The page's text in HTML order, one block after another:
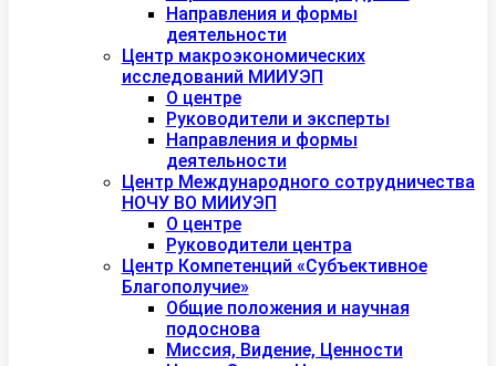
Направления и формы
деятельности
Центр макроэкономических
исследований МИИУЭП
О центре
Руководители и эксперты
Направления и формы
деятельности
Центр Международного сотрудничества
НОЧУ ВО МИИУЭП
О центре
Руководители центра
Центр Компетенций «Субъективное
Благополучие»
Общие положения и научная
подоснова
Миссия, Видение, Ценности